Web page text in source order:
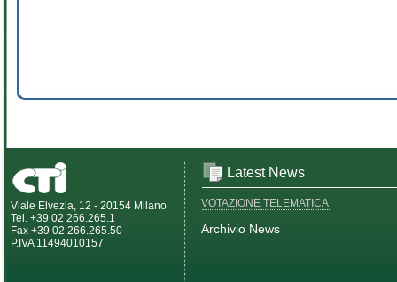
Viale Elvezia, 12 - 20154 Milano
Tel. +39 02 266.265.1
Fax +39 02 266.265.50
P.IVA 11494010157
Latest News
VOTAZIONE TELEMATICA
Archivio News